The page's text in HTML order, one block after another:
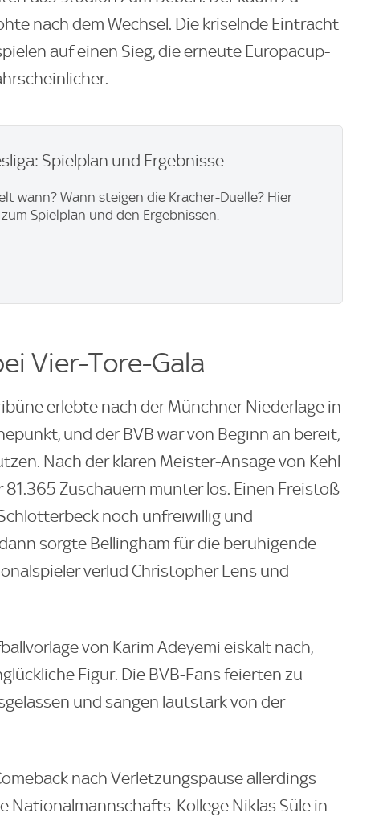
nach dem Wechsel. Die kriselnde Eintracht
auf einen Sieg, die erneute Europacup-
Spielplan und Ergebnisse
wann? Wann steigen die Kracher-Duelle? Hier
Spielplan und den Ergebnissen.
Vier-Tore-Gala
erlebte nach der Münchner Niederlage in
und der BVB war von Beginn an bereit,
Nach der klaren Meister-Ansage von Kehl
Zuschauern munter los. Einen Freistoß
noch unfreiwillig und
sorgte Bellingham für die beruhigende
verlud Christopher Lens und
von Karim Adeyemi eiskalt nach,
Figur. Die BVB-Fans feierten zu
und sangen lautstark von der
nach Verletzungspause allerdings
Nationalmannschafts-Kollege Niklas Süle in